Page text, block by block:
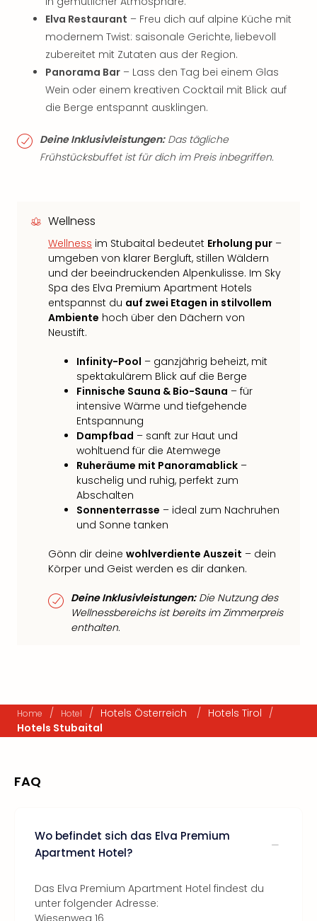
Elva Restaurant – Freu dich auf alpine Küche mit
modernem Twist: saisonale Gerichte, liebevoll
zubereitet mit Zutaten aus der Region.
Panorama Bar – Lass den Tag bei einem Glas
Wein oder einem kreativen Cocktail mit Blick auf
die Berge entspannt ausklingen.
Deine Inklusivleistungen:Das tägliche
Frühstücksbuffet ist für dich im Preis inbegriffen.
Wellness
Wellness im Stubaital bedeutet Erholung pur –
umgeben von klarer Bergluft, stillen Wäldern
und der beeindruckenden Alpenkulisse. Im Sky
Spa des Elva Premium Apartment Hotels
entspannst du auf zwei Etagen in stilvollem
Ambiente hoch über den Dächern von
Neustift.
Infinity-Pool – ganzjährig beheizt, mit
spektakulärem Blick auf die Berge
Finnische Sauna & Bio-Sauna – für
intensive Wärme und tiefgehende
Entspannung
Dampfbad – sanft zur Haut und
wohltuend für die Atemwege
Ruheräume mit Panoramablick –
kuschelig und ruhig, perfekt zum
Abschalten
Sonnenterrasse – ideal zum Nachruhen
und Sonne tanken
Gönn dir deine wohlverdiente Auszeit – dein
Körper und Geist werden es dir danken.
Deine Inklusivleistungen:Die Nutzung des
Wellnessbereichs ist bereits im Zimmerpreis
enthalten.
Home / Hotel / Hotels Österreich / Hotels Tirol /
Hotels Stubaital
FAQ
Wo befindet sich das Elva Premium
Apartment Hotel?
Das Elva Premium Apartment Hotel findest du
unter folgender Adresse:
Wiesenweg 16